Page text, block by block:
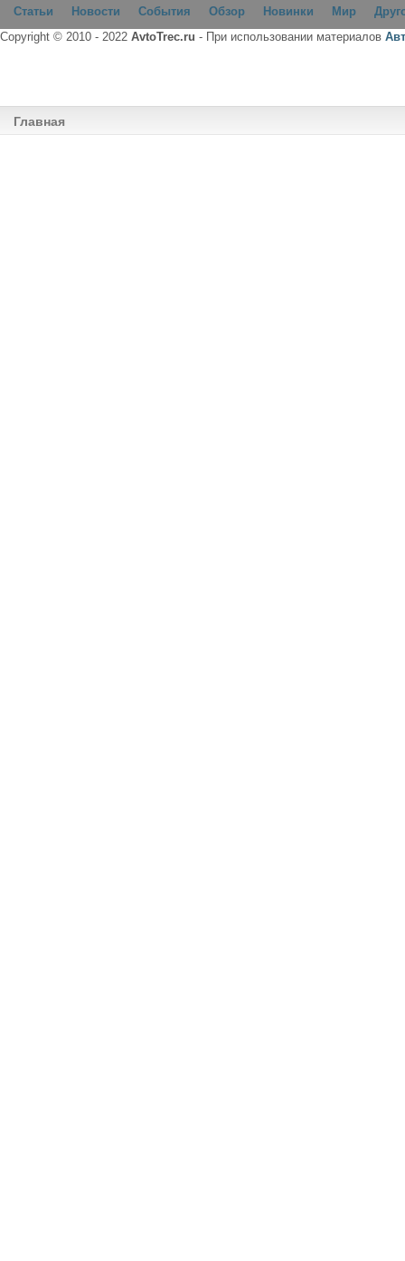
Статьи Новости События Обзор Новинки Мир
Copyright © 2010 - 2022 AvtoTrec.ru - При использовании материалов
Главная